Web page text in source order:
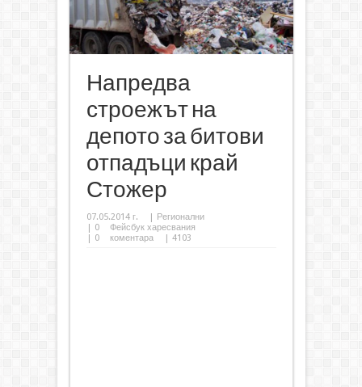
Напредва
строежът на
депото за битови
отпадъци край
Стожер
07.05.2014 г. | Регионални
| 0
Фейсбук харесвания
| 0 коментара | 4103